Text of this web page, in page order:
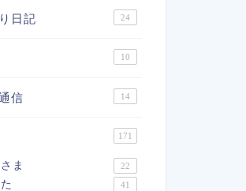
日記 24
10
信 14
171
ま 22
41